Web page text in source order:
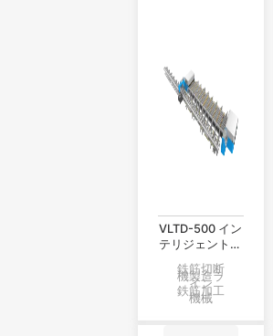
VLTD-500 イン
テリジェント棒
ライン
鉄筋切断
機製造ラ
イン
鉄筋加工
機械